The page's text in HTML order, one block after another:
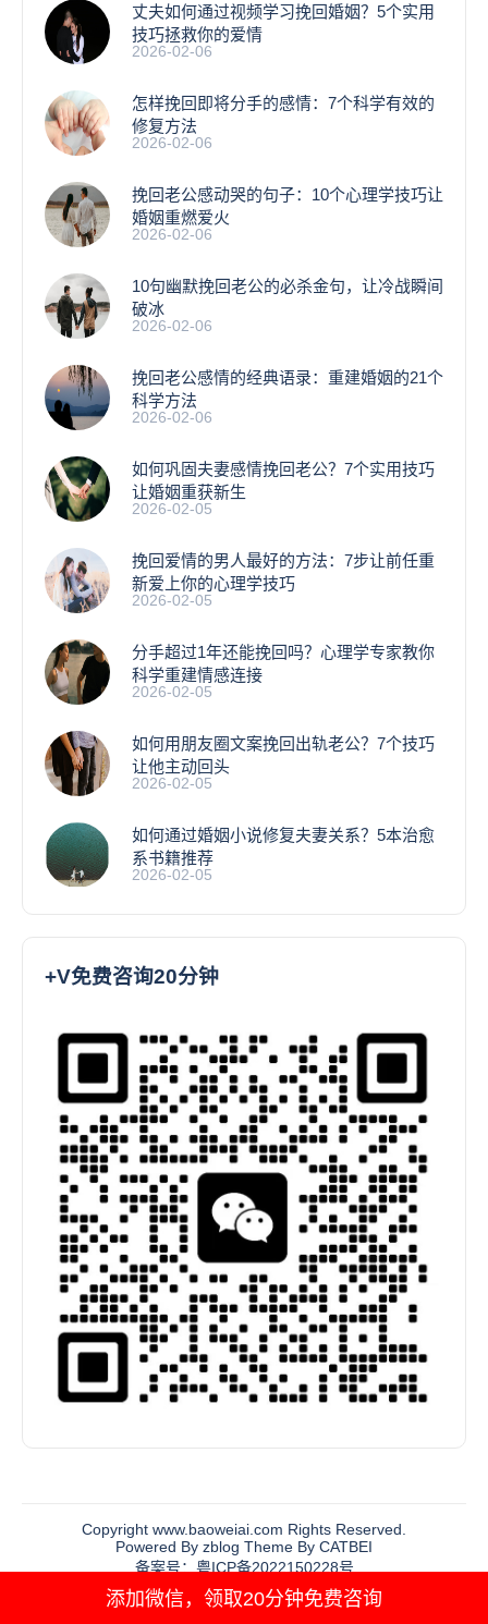
丈夫如何通过视频学习挽回婚姻？5个实用
技巧拯救你的爱情
2026-02-06
怎样挽回即将分手的感情：7个科学有效的
修复方法
2026-02-06
挽回老公感动哭的句子：10个心理学技巧让
婚姻重燃爱火
2026-02-06
10句幽默挽回老公的必杀金句，让冷战瞬间
破冰
2026-02-06
挽回老公感情的经典语录：重建婚姻的21个
科学方法
2026-02-06
如何巩固夫妻感情挽回老公？7个实用技巧
让婚姻重获新生
2026-02-05
挽回爱情的男人最好的方法：7步让前任重
新爱上你的心理学技巧
2026-02-05
分手超过1年还能挽回吗？心理学专家教你
科学重建情感连接
2026-02-05
如何用朋友圈文案挽回出轨老公？7个技巧
让他主动回头
2026-02-05
如何通过婚姻小说修复夫妻关系？5本治愈
系书籍推荐
2026-02-05
+V免费咨询20分钟
添加微信，领取20分钟免费咨询
Copyright www.baoweiai.com Rights Reserved.
Powered By zblog Theme By CATBEI
备案号：粤ICP备2022150228号